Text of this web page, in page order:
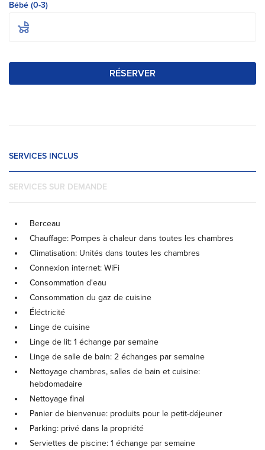
Bébé (0-3)
RÉSERVER
SERVICES INCLUS
SERVICES SUR DEMANDE
Berceau
Chauffage: Pompes à chaleur dans toutes les chambres
Climatisation: Unités dans toutes les chambres
Connexion internet: WiFi
Consommation d'eau
Consommation du gaz de cuisine
Éléctricité
Linge de cuisine
Linge de lit: 1 échange par semaine
Linge de salle de bain: 2 échanges par semaine
Nettoyage chambres, salles de bain et cuisine:
hebdomadaire
Nettoyage final
Panier de bienvenue: produits pour le petit-déjeuner
Parking: privé dans la propriété
Serviettes de piscine: 1 échange par semaine